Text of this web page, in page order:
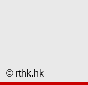
© rthk.hk